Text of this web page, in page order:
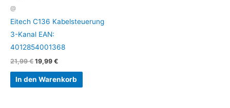
@
Eitech C136 Kabelsteuerung
3-Kanal EAN:
4012854001368
21,99€ 19,99 €
In den Warenkorb